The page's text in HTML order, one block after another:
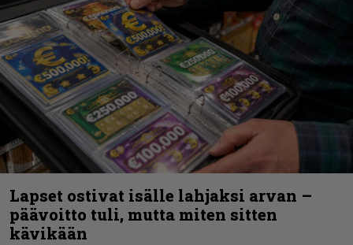
Lapset ostivat isälle lahjaksi arvan –
päävoitto tuli, mutta miten sitten
kävikään